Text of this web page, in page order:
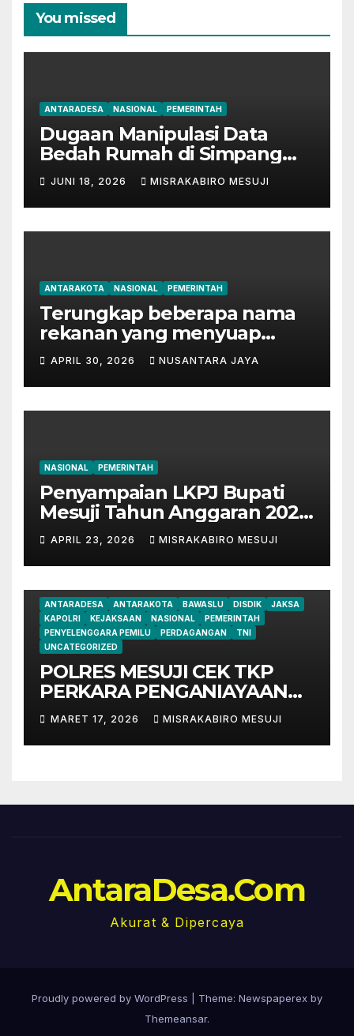
You missed
ANTARADESA NASIONAL PEMERINTAH
Dugaan Manipulasi Data
Bedah Rumah di Simpang
Mesuji, Oknum Tak
Bertanggung Jawab
Disinyalir ‘Kondisikan’ Bansos
JUNI 18, 2026 MISRAKABIRO MESUJI
ANTARAKOTA NASIONAL PEMERINTAH
Terungkap beberapa nama
rekanan yang menyuap
mantan Bupati Lampung
Tengah
APRIL 30, 2026 NUSANTARA JAYA
NASIONAL PEMERINTAH
Penyampaian LKPJ Bupati
Mesuji Tahun Anggaran 2025
Digelar dalam Rapat
Paripurna DPRD
APRIL 23, 2026 MISRAKABIRO MESUJI
ANTARADESA ANTARAKOTA BAWASLU DISDIK
JAKSA
KAPOLRI
KEJAKSAAN NASIONAL
PEMERINTAH
PENYELENGGARA PEMILU
PERDAGANGAN
TNI
UNCATEGORIZED
POLRES MESUJI CEK TKP
PERKARA PENGANIAYAAN
HS, SAKSI DAN PELAKU
SUDAH DIPERIKSA.
MARET 17, 2026 MISRAKABIRO MESUJI
AntaraDesa.Com
Akurat & Dipercaya
Proudly powered by WordPress
Theme: Newspaperex by
Themeansar.